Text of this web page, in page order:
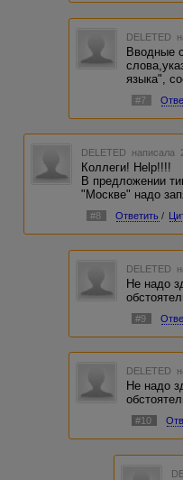
DELETED
Вводные
языка",
#7
DELETED написала
Коллеги! Help!!!!
В предложении
"Москве" надо
#8 Ответить /
DELETED
Не надо
#9
DELETED
Не надо
#10